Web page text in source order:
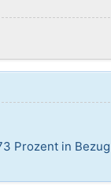
Prozent in